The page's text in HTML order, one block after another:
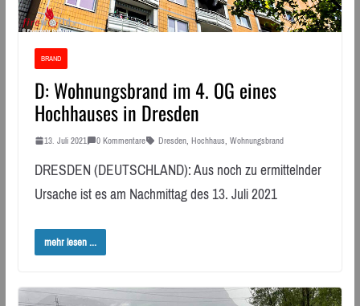
BRAND
D: Wohnungsbrand im 4. OG eines
Hochhauses in Dresden
13. Juli 2021 0 Kommentare Dresden, Hochhaus, Wohnungsbrand
DRESDEN (DEUTSCHLAND): Aus noch zu ermittelnder
Ursache ist es am Nachmittag des 13. Juli 2021
mehr lesen ...